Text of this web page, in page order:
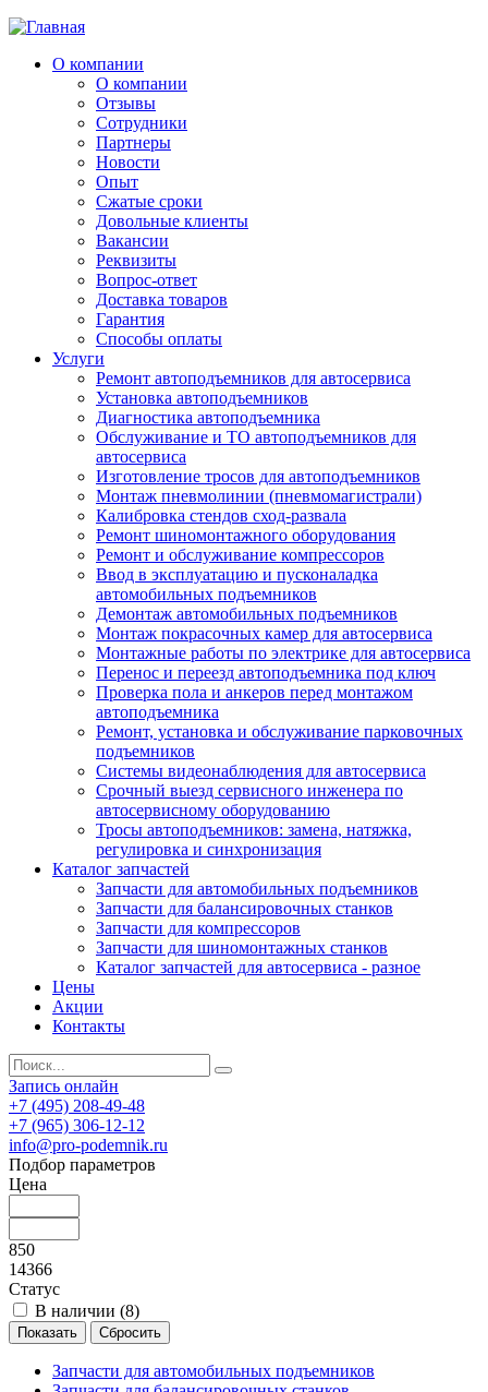
О компании
О компании
Отзывы
Сотрудники
Партнеры
Новости
Опыт
Сжатые сроки
Довольные клиенты
Вакансии
Реквизиты
Вопрос-ответ
Доставка товаров
Гарантия
Способы оплаты
Услуги
Ремонт автоподъемников для автосервиса
Установка автоподъемников
Диагностика автоподъемника
Обслуживание и ТО автоподъемников для
автосервиса
Изготовление тросов для автоподъемников
Монтаж пневмолинии (пневмомагистрали)
Калибровка стендов сход-развала
Ремонт шиномонтажного оборудования
Ремонт и обслуживание компрессоров
Ввод в эксплуатацию и пусконаладка
автомобильных подъемников
Демонтаж автомобильных подъемников
Монтаж покрасочных камер для автосервиса
Монтажные работы по электрике для автосервиса
Перенос и переезд автоподъемника под ключ
Проверка пола и анкеров перед монтажом
автоподъемника
Ремонт, установка и обслуживание парковочных
подъемников
Системы видеонаблюдения для автосервиса
Срочный выезд сервисного инженера по
автосервисному оборудованию
Тросы автоподъемников: замена, натяжка,
регулировка и синхронизация
Каталог запчастей
Запчасти для автомобильных подъемников
Запчасти для балансировочных станков
Запчасти для компрессоров
Запчасти для шиномонтажных станков
Каталог запчастей для автосервиса - разное
Цены
Акции
Контакты
Запись онлайн
+7 (495) 208-49-48
+7 (965) 306-12-12
info@pro-podemnik.ru
Подбор параметров
Цена
850
14366
Статус
В наличии (8)
Запчасти для автомобильных подъемников